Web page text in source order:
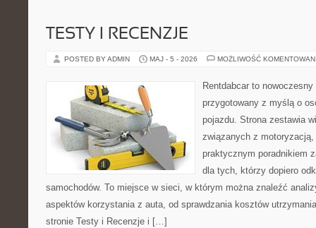
TESTY I RECENZJE
POSTED BY ADMIN MAJ - 5 - 2026 MOŻLIWOŚĆ
Rentdabcar to
przygotowany z myślą o
pojazdu. Strona zestawia
związanych z
praktycznym poradnikiem
dla tych, którzy dopiero
samochodów. To miejsce w sieci, w którym można znaleźć
aspektów korzystania z auta, od sprawdzania kosztów
stronie Testy i Recenzje i […]